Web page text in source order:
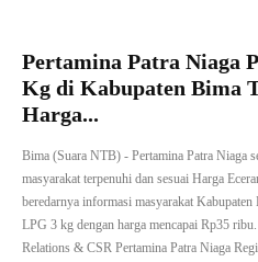
Pertamina Patra Niaga
Kg di Kabupaten Bima
Harga...
Bima (Suara NTB) - Pertamina Patra Niaga
masyarakat terpenuhi dan sesuai Harga
beredarnya informasi masyarakat
LPG 3 kg dengan harga mencapai Rp35
Relations & CSR Pertamina Patra Niaga